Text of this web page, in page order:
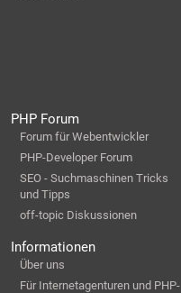
PHP Forum
Forum für Webentwickler
PHP-Developer Forum
SEO - Suchmaschinen Tricks
und Tipps
off-topic Diskussionen
Informationen
Über uns
Für Internetagenturen und PHP-